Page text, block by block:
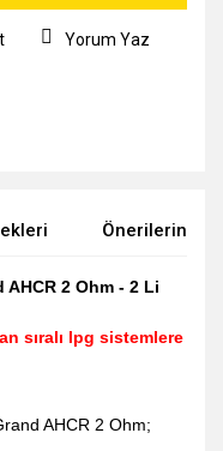
Yorum Yaz
Önerileriniz
AHCR 2 Ohm - 2 Li
sıralı lpg sistemlere
AHCR 2 Ohm;